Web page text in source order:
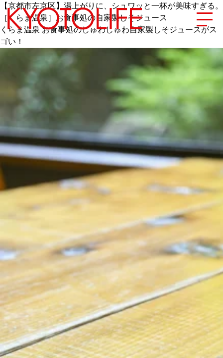
エリアから探す
地図から探す
カテゴリーから探す
SPECIAL
NEW OPEN
SERIES
CULTURE
ABOUT US
Instagram
チケットプレゼント応募
【京都市左京区】湯上がりに、シュワッと一杯が美味すぎる。
［くらま温泉］お食事処の自家製しそジュース
くらま温泉 お食事処のしゅわしゅわ自家製しそジュースがス
ゴい！